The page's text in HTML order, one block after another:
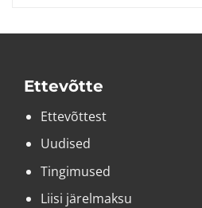
Ettevõtte
Ettevõttest
Uudised
Tingimused
Liisi järelmaksu